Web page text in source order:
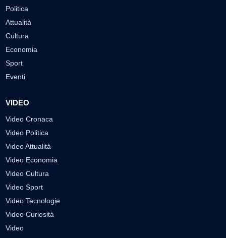
Politica
Attualità
Cultura
Economia
Sport
Eventi
VIDEO
Video Cronaca
Video Politica
Video Attualità
Video Economia
Video Cultura
Video Sport
Video Tecnologie
Video Curiosità
Video